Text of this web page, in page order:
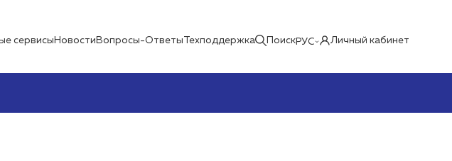
сервисы Новости Вопросы-Ответы Техподдержка ПоискРУС Личный кабинет